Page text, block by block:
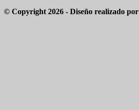
© Copyright 2026 - Diseño realizado por